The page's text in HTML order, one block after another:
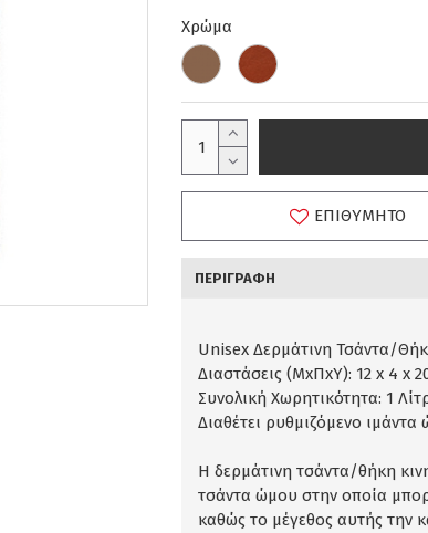
Χρώμα
ΕΠΙΘΥΜΗΤΌ
ΠΕΡΙΓΡΑΦΉ
Unisex Δερμάτινη Τσάντα/
Διαστάσεις (ΜxΠxΥ): 12 x 4 x
Συνολική Χωρητικότητα: 1
Διαθέτει ρυθμιζόμενο ιμάντα
Η δερμάτινη τσάντα/θήκη
τσάντα ώμου στην οποία
καθώς το μέγεθος αυτής την